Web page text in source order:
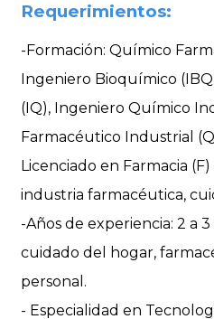
Requerimientos:
-Formación: Químico
Ingeniero Bioquímico
(IQ), Ingeniero Químico
Farmacéutico Industrial
Licenciado en Farmacia
industria farmacéutica,
-Años de experiencia: 2 a
cuidado del hogar,
personal.
- Especialidad en